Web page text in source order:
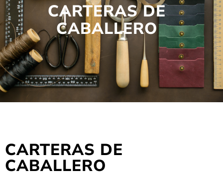
CARTERAS DE
CABALLERO
CARTERAS DE
CABALLERO